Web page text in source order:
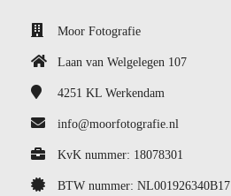
Moor Fotografie
Laan van Welgelegen 107
4251 KL Werkendam
info@moorfotografie.nl
KvK nummer: 18078301
BTW nummer: NL001926340B17